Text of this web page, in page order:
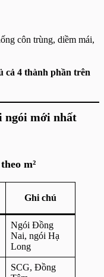
côn trùng, diềm mái,
cả 4 thành phần trên
ngói mới nhất
m²
Ghi chú
Ngói Đồng
Nai, ngói Hạ
Long
SCG, Đồng